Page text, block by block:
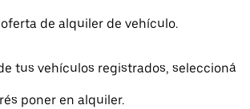
de alquiler de vehículo.
tus vehículos registrados, seleccioná
poner en alquiler.